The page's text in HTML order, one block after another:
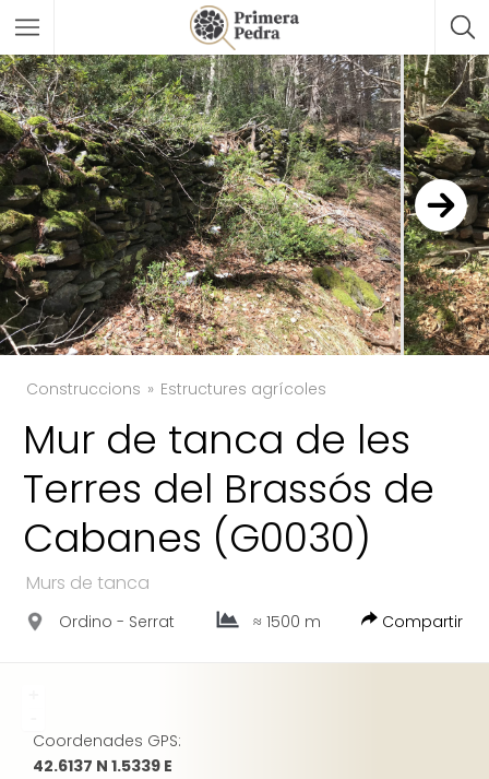
Construccions Estructures agrícoles
Mur de tanca de les
Terres del Brassós de
Cabanes (G0030)
Murs de tanca
Ordino - Serrat ≈ 1500 m Compartir
FACEBOOK
GOOGLE
Coordenades GPS:
42.6137 N 1.5339 E